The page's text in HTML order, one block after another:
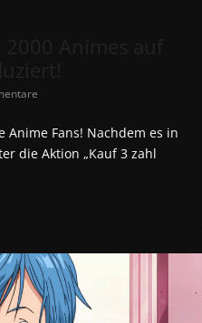
Fans! Nachdem es in
die Aktion „Kauf 3 zahl